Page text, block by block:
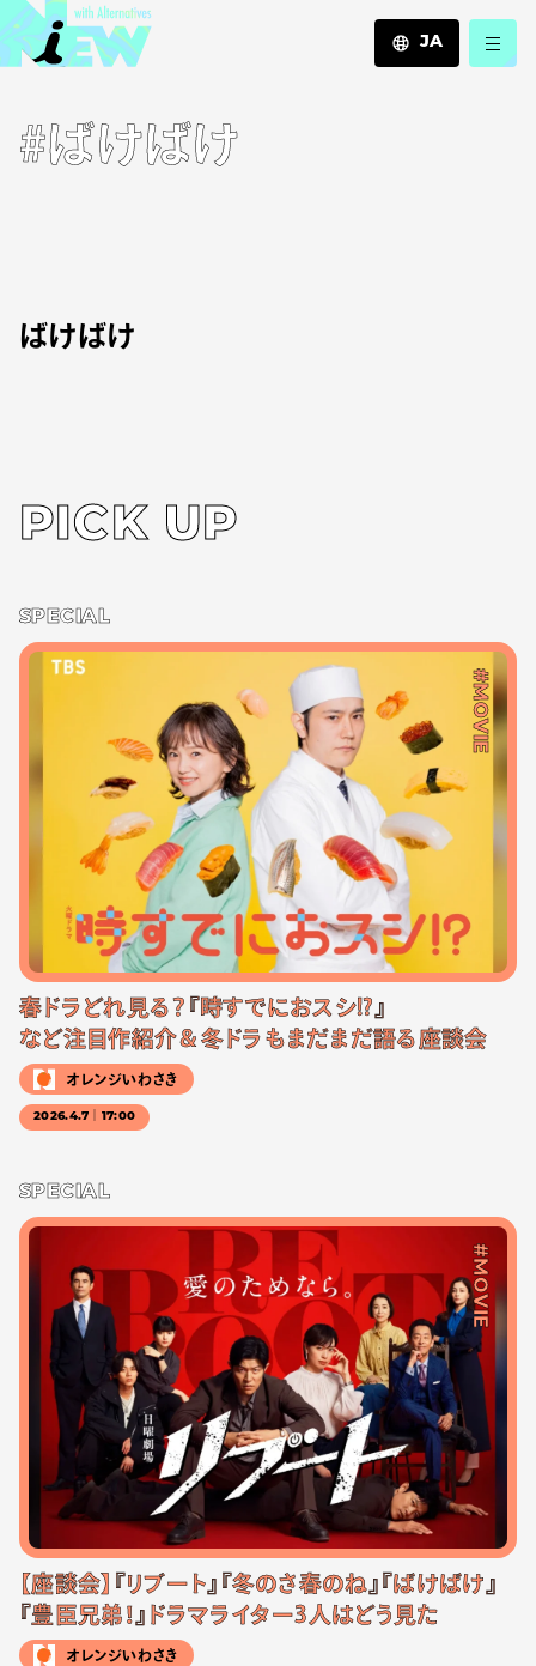
JA
#ばけばけ
ばけばけ
PICK UP
SPECIAL
#MOVIE
春ドラどれ見る？『時すでにおスシ!?』
など注目作紹介＆冬ドラもまだまだ語る座談会
オレンジいわさき
2026.4.7｜17:00
SPECIAL
#MOVIE
【座談会】『リブート』『冬のさ春のね』『ばけばけ』
『豊臣兄弟！』ドラマライター3人はどう見た
オレンジいわさき